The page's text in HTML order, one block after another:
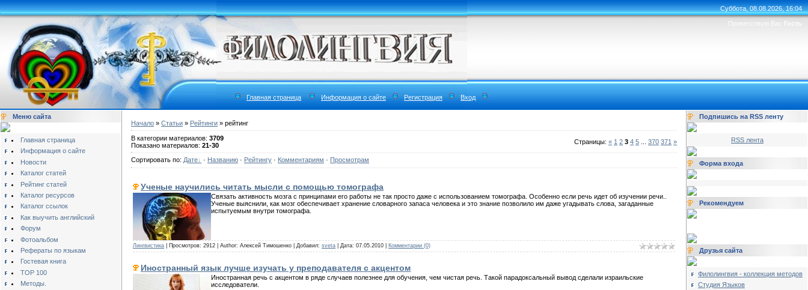
Суббота, 08.08.2026, 16:04
Приветствую Вас Гость
Главная страница Информация о сайте Регистрация Вход
Меню сайта
Главная страница
Информация о сайте
Новости
Каталог статей
Рейтинг статей
Каталог ресурсов
Каталог ссылок
Как выучить английский
Форум
Фотоальбом
Рефераты по языкам
Гостевая книга
TOP 100
Методы.
Начало » Статьи » Рейтинги » рейтинг
В категории материалов: 3709
Показано материалов: 21-30 Страницы: « 1 2 3 4 5 370 371 »
Сортировать по: Дате · Названию · Рейтингу · Комментариям · Просмотрам
Ученые научились читать мысли с помощью томографа
Связать активность мозга с принципами его работы не так просто даже с использованием томографа. Особенно если речь идет об изучении речи..
Ученые выяснили, как мозг обеспечивает хранение словарного запаса человека и это знание позволило им даже угадывать слова, загаданные
испытуемым внутри томографа.
Лингвистика | Просмотров: 2912 | Author: Алексей Тимошенко | Добавил: sveta | Дата: 07.05.2010 Комментарии (0)
Иностранный язык лучше изучать у преподавателя с акцентом
Иностранная речь с акцентом в ряде случаев полезнее для обучения, чем чистая речь. Такой парадоксальный вывод сделали израильские
исследователи.
Подпишись на RSS ленту
RSS лента
Форма входа
Рекомендуем
Друзья сайта
Филолингвия - коллекция методов
Студия Языков